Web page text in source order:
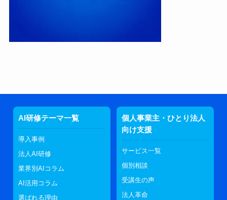
AI研修テーマ一覧
導入事例
法人AI研修
業界別AIコラム
AI活用コラム
選ばれる理由
個人事業主・ひとり法人
向け支援
サービス一覧
個別相談
受講生の声
法人革命